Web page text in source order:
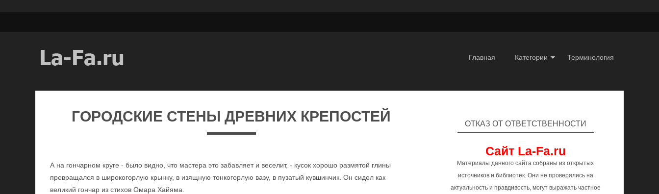
Главная Категории Терминология
ГОРОДСКИЕ СТЕНЫ ДРЕВНИХ КРЕПОСТЕЙ
А на гончарном круге - было видно, что мастера это забавляет и веселит, - кусок хорошо размятой глины
превращался в широкогорлую крынку, в изящную тонкогорлую вазу, в пузатый кувшинчик. Он сидел как
великий гончар из стихов Омара Хайяма.
ОТКАЗ ОТ ОТВЕТСТВЕННОСТИ
Сайт La-Fa.ru
Материалы данного сайта собраны из открытых
источников и библиотек. Они не проверялись на
актуальность и правдивость, могут выражать частное